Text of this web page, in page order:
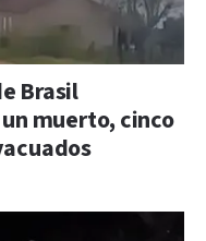
Brasil
muerto, cinco